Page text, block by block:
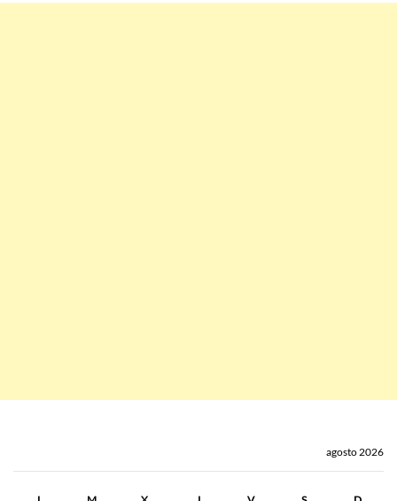
agosto 2026